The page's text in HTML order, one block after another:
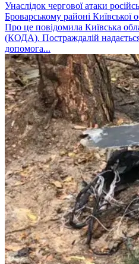
Унаслідок чергової атаки
Броварському районі Київської
Про це повідомила Київська
(КОДА). Постраждалій
допомога...